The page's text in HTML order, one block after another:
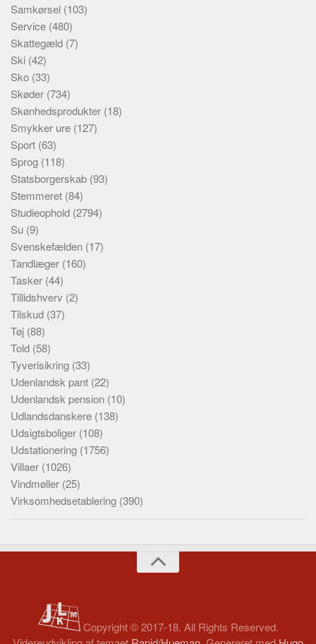
Samkørsel (103)
Service (480)
Skattegæld (7)
Ski (42)
Sko (33)
Skøder (734)
Skønhedsprodukter (18)
Smykker ure (127)
Sport (63)
Sprog (118)
Statsborgerskab (93)
Stemmeret (84)
Studieophold (2794)
Su (9)
Svenskefælden (17)
Tandlæger (160)
Tasker (44)
Tillidshverv (2)
Tilskud (37)
Tøj (88)
Told (58)
Tyverisikring (33)
Udenlandsk pant (22)
Udenlandsk pension (10)
Udlandsdanskere (138)
Udsigtsboliger (108)
Udstationering (1756)
Villaer (1026)
Vindmøller (25)
Virksomhedsetablering (390)
Copyright © 2017-18. All Rights Reserved.